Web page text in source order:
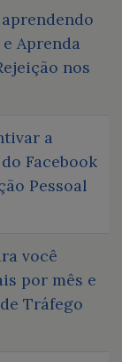
Aprenda
nos
a
Facebook
Pessoal
você
por mês e
Tráfego